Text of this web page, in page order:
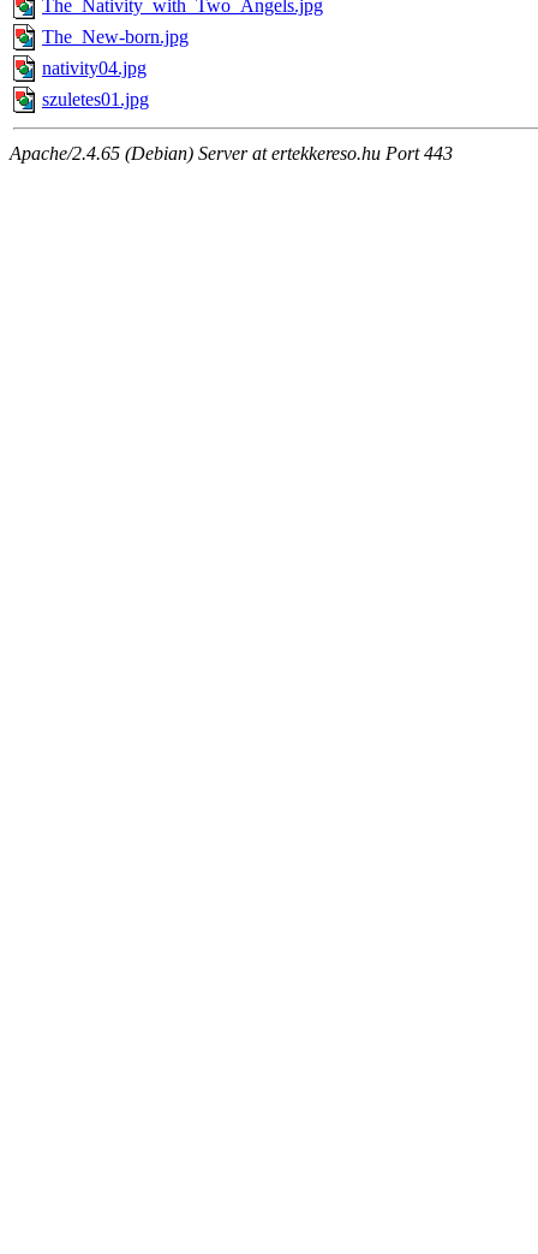
The_Nativity_with_Two_Angels.jpg
The_New-born.jpg
nativity04.jpg
szuletes01.jpg
Apache/2.4.65 (Debian) Server at ertekkereso.hu Port 443